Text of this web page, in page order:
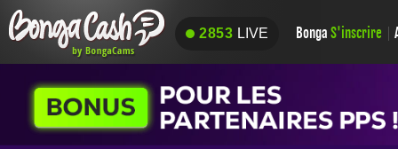
2853 LIVE
2853 LIVE BongaS'inscrire